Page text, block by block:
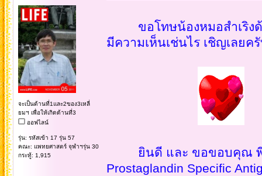
จะเป็นด้านที่1และ2ของ3เหลี่
ยมฯ เพื่อให้เกิดด้านที่3
ออฟไลน์
รุ่น: รหัสเข้า 17 รุ่น 57
คณะ: แพทยศาสตร์ จุฬาฯรุ่น 30
กระทู้: 1,915
ขอโทษน้องหมอสำเริงด้ว
มีความเห็นเช่นไร เชิญเลยค
ยินดี และ ขอขอบคุณ พี่วณิ
Prostaglandin Specific